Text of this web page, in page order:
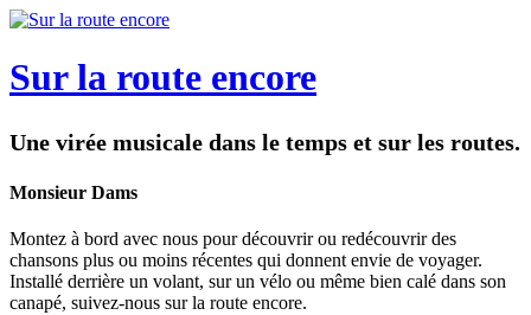
Sur la route encore
Une virée musicale dans le temps et sur les routes.
Monsieur Dams
Montez à bord avec nous pour découvrir ou redécouvrir des
chansons plus ou moins récentes qui donnent envie de voyager.
Installé derrière un volant, sur un vélo ou même bien calé dans son
canapé, suivez-nous sur la route encore.